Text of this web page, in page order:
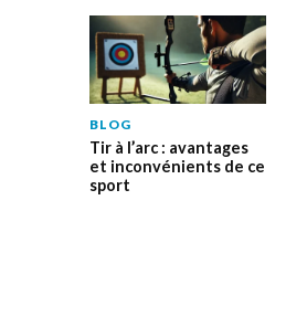
BLOG
Tir à l’arc : avantages
et inconvénients de ce
sport